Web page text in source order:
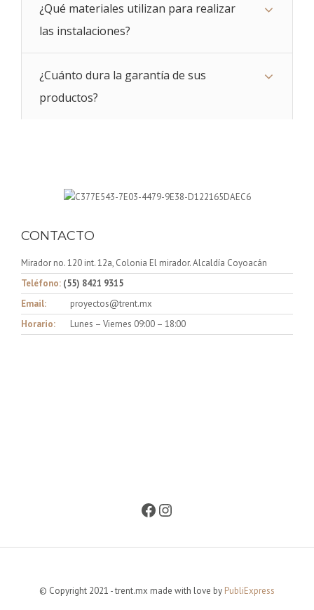
¿Qué materiales utilizan para realizar
las instalaciones?
¿Cuánto dura la garantía de sus
productos?
CONTACTO
Mirador no. 120 int. 12a, Colonia El mirador. Alcaldía Coyoacán
Teléfono: (55) 8421 9315
Email:
proyectos@trent.mx
Horario:
Lunes – Viernes 09:00 – 18:00
Facebook
Instagram
© Copyright 2021 - trent.mx made with love by PubliExpress